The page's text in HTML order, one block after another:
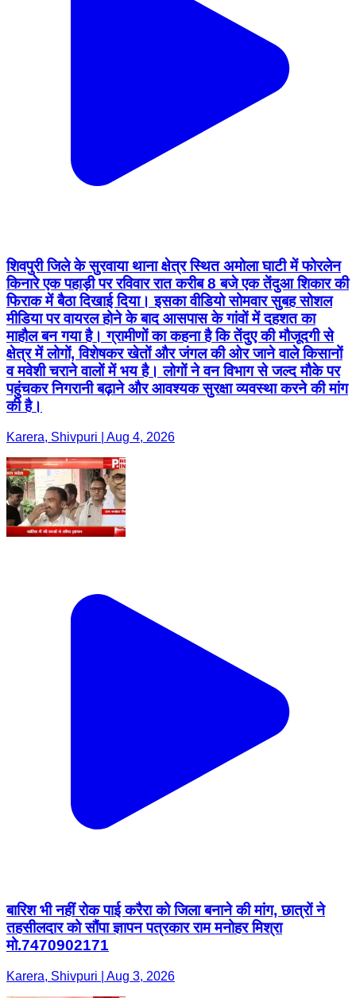
शिवपुरी जिले के सुरवाया थाना क्षेत्र स्थित अमोला घाटी में फोरलेन
किनारे एक पहाड़ी पर रविवार रात करीब 8 बजे एक तेंदुआ शिकार की
फिराक में बैठा दिखाई दिया। इसका वीडियो सोमवार सुबह सोशल
मीडिया पर वायरल होने के बाद आसपास के गांवों में दहशत का
माहौल बन गया है। ग्रामीणों का कहना है कि तेंदुए की मौजूदगी से
क्षेत्र में लोगों, विशेषकर खेतों और जंगल की ओर जाने वाले किसानों
व मवेशी चराने वालों में भय है। लोगों ने वन विभाग से जल्द मौके पर
पहुंचकर निगरानी बढ़ाने और आवश्यक सुरक्षा व्यवस्था करने की मांग
की है।
Karera, Shivpuri | Aug 4, 2026
बारिश भी नहीं रोक पाई करैरा को जिला बनाने की मांग, छात्रों ने
तहसीलदार को सौंपा ज्ञापन पत्रकार राम मनोहर मिश्रा
मो.7470902171
Karera, Shivpuri | Aug 3, 2026